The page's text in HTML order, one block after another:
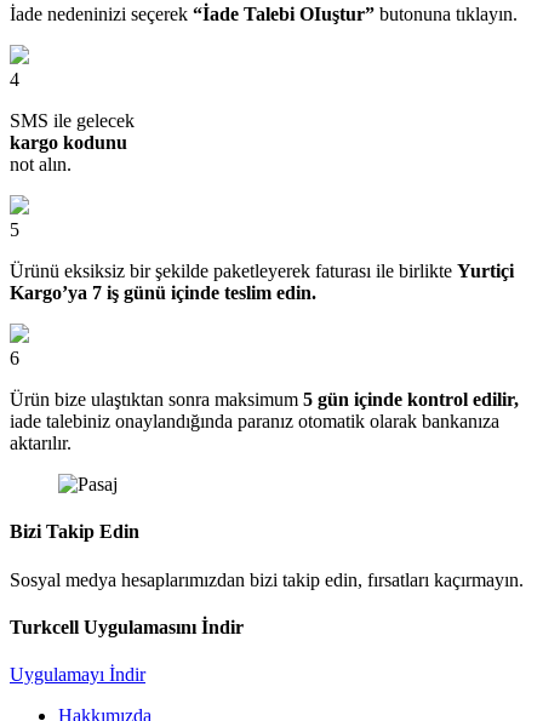
İade nedeninizi seçerek “İade Talebi OIuştur” butonuna tıklayın.
4
SMS ile gelecek
kargo kodunu
not alın.
5
Ürünü eksiksiz bir şekilde paketleyerek faturası ile birlikte Yurtiçi
Kargo’ya 7 iş günü içinde teslim edin.
6
Ürün bize ulaştıktan sonra maksimum 5 gün içinde kontrol edilir,
iade talebiniz onaylandığında paranız otomatik olarak bankanıza
aktarılır.
Bizi Takip Edin
Sosyal medya hesaplarımızdan bizi takip edin, fırsatları kaçırmayın.
Turkcell Uygulamasını İndir
Uygulamayı İndir
Hakkımızda